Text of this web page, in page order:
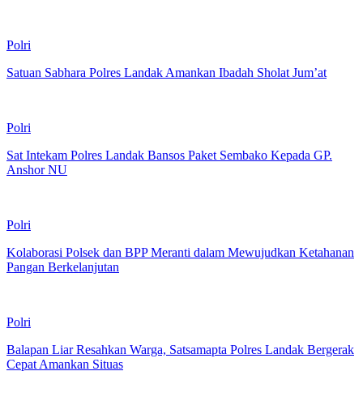
Polri
Satuan Sabhara Polres Landak Amankan Ibadah Sholat Jum’at
Polri
Sat Intekam Polres Landak Bansos Paket Sembako Kepada GP.
Anshor NU
Polri
Kolaborasi Polsek dan BPP Meranti dalam Mewujudkan Ketahanan
Pangan Berkelanjutan
Polri
Balapan Liar Resahkan Warga, Satsamapta Polres Landak Bergerak
Cepat Amankan Situas